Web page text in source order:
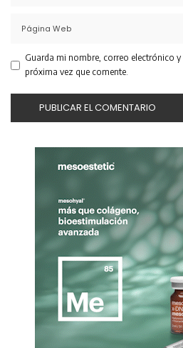
Guarda mi nombre, correo electrónico
próxima vez que comente.